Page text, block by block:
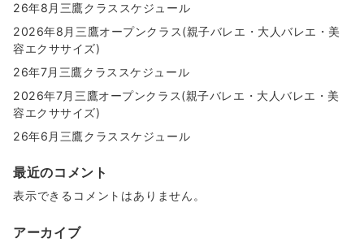
26年8月三鷹クラススケジュール
2026年8月三鷹オープンクラス(親子バレエ・大人バレエ・美
容エクササイズ)
26年7月三鷹クラススケジュール
2026年7月三鷹オープンクラス(親子バレエ・大人バレエ・美
容エクササイズ)
26年6月三鷹クラススケジュール
最近のコメント
表示できるコメントはありません。
アーカイブ